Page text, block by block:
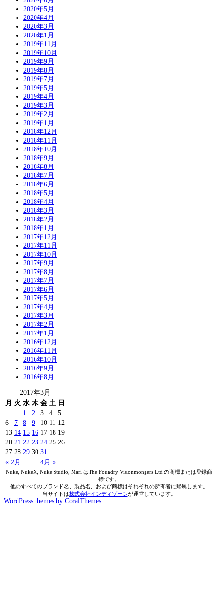
2020年5月
2020年4月
2020年3月
2020年1月
2019年11月
2019年10月
2019年9月
2019年8月
2019年7月
2019年5月
2019年4月
2019年3月
2019年2月
2019年1月
2018年12月
2018年11月
2018年10月
2018年9月
2018年8月
2018年7月
2018年6月
2018年5月
2018年4月
2018年3月
2018年2月
2018年1月
2017年12月
2017年11月
2017年10月
2017年9月
2017年8月
2017年7月
2017年6月
2017年5月
2017年4月
2017年3月
2017年2月
2017年1月
2016年12月
2016年11月
2016年10月
2016年9月
2016年8月
2017年3月
月 火 水 木 金 土 日
« 2月 4月 »
1 2 3 4
5
6
7 8 9 10 11 12
13 14 15 16 17 18 19
20 21 22 23 24 25 26
27 28 29 30 31
Nuke, NukeX, Nuke Studio, Mari はThe Foundry Visionmongers Ltd の商標または登録商
標です。
他のすべてのブランド名、製品名、および商標はそれぞれの所有者に帰属します。
当サイトは株式会社インディゾーンが運営しています。
WordPress themes by CoralThemes